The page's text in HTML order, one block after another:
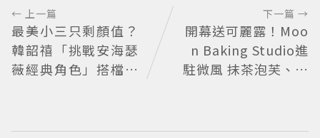
← 上一篇
最美小三只剩顏值？
韓韶禧「挑戰安海瑟
薇經典角色」搭檔影
下一篇 →
開幕送可麗露！Moo
n Baking Studio進
駐微風 抹茶泡芙、芒